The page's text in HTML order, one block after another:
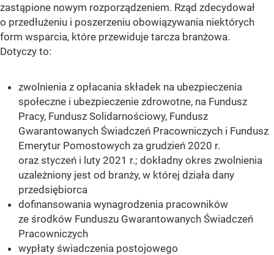
zastąpione nowym rozporządzeniem. Rząd zdecydował
o przedłużeniu i poszerzeniu obowiązywania niektórych
form wsparcia, które przewiduje tarcza branżowa.
Dotyczy to:
zwolnienia z opłacania składek na ubezpieczenia
społeczne i ubezpieczenie zdrowotne, na Fundusz
Pracy, Fundusz Solidarnościowy, Fundusz
Gwarantowanych Świadczeń Pracowniczych i Fundusz
Emerytur Pomostowych za grudzień 2020 r.
oraz styczeń i luty 2021 r.; dokładny okres zwolnienia
uzależniony jest od branży, w której działa dany
przedsiębiorca
dofinansowania wynagrodzenia pracowników
ze środków Funduszu Gwarantowanych Świadczeń
Pracowniczych
wypłaty świadczenia postojowego